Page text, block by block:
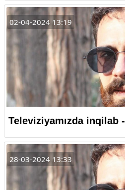
02-04-2024 13:19
Televiziyamızda inqilab -
28-03-2024 13:33